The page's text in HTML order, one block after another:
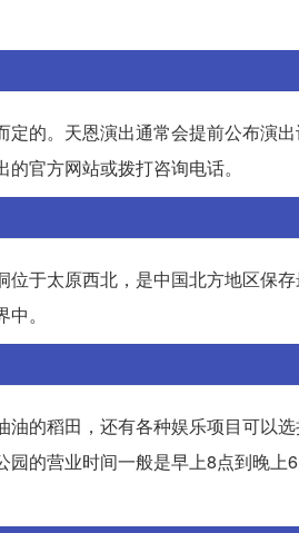
的。天恩演出通常会提前公布演
官方网站或拨打咨询电话。
于太原西北，是中国北方地区保
。
的稻田，还有各种娱乐项目可以
的营业时间一般是早上8点到晚